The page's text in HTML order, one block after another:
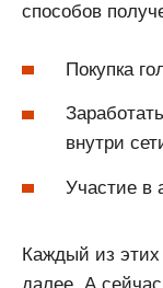
способов
Покупка
внутри
Участие в
Каждый из